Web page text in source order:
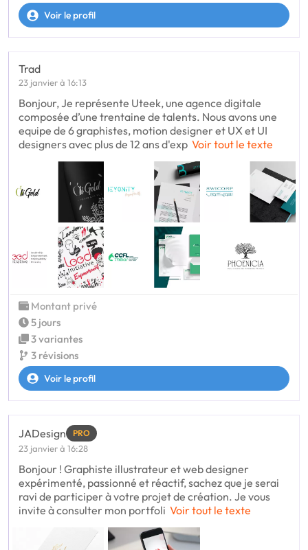
Voir le profil
Trad
23 janvier à 16:13
Bonjour, Je représente Uteek, une agence digitale
composée d’une trentaine de talents. Nous avons une
equipe de 6 graphistes, motion designer et UX et UI
designers avec plus de 12 ans d'exp Voir tout le texte
Montant privé
5 jours
3 variantes
3 révisions
Voir le profil
JADesign PRO
23 janvier à 16:28
Bonjour ! Graphiste illustrateur et web designer
expérimenté, passionné et réactif, sachez que je serai
ravi de participer à votre projet de création. Je vous
invite à consulter mon portfoli Voir tout le texte